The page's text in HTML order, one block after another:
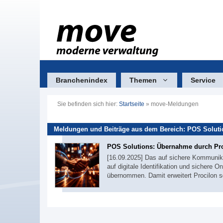
Branchenindex Themen Service
Sie befinden sich hier: Startseite » move-Meldungen
Meldungen und Beiträge aus dem Bereich: POS
POS Solutions: Übernahme durch
[16.09.2025] Das auf sichere
auf digitale Identifikation und sichere
übernommen. Damit erweitert Procilon